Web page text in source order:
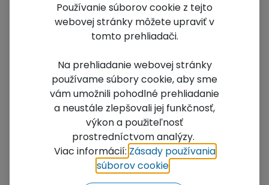
Ratchet Straps 5000kg -
18m Black
Používanie súborov cookie z tejto
webovej stránky môžete upraviť v
tomto prehliadači.
Na prehliadanie webovej stránky
používame súbory cookie, aby sme
vám umožnili pohodlné prehliadanie
a neustále zlepšovali jej funkčnosť,
výkon a použiteľnosť
prostredníctvom analýzy.
Viac informácií: Zásady používania
súborov cookie​.